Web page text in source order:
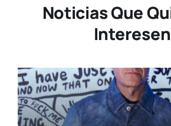
Noticias Que
Interesen